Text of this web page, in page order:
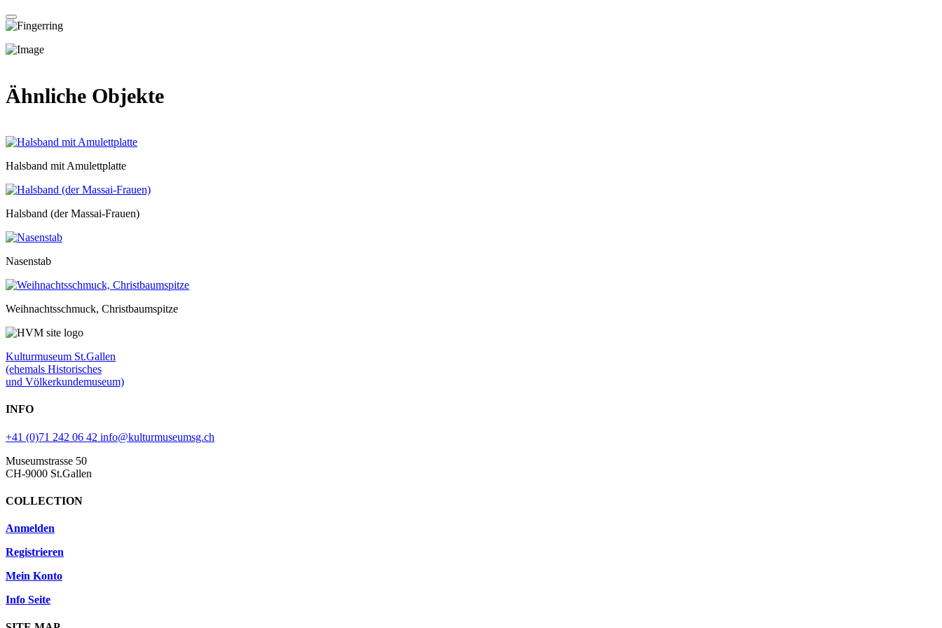
Ähnliche Objekte
Halsband mit Amulettplatte
Halsband (der Massai-Frauen)
Nasenstab
Weihnachtsschmuck, Christbaumspitze
Kulturmuseum St.Gallen
(ehemals Historisches
und Völkerkundemuseum)
INFO
+41 (0)71 242 06 42 info@kulturmuseumsg.ch
Museumstrasse 50
CH-9000 St.Gallen
COLLECTION
Anmelden
Registrieren
Mein Konto
Info Seite